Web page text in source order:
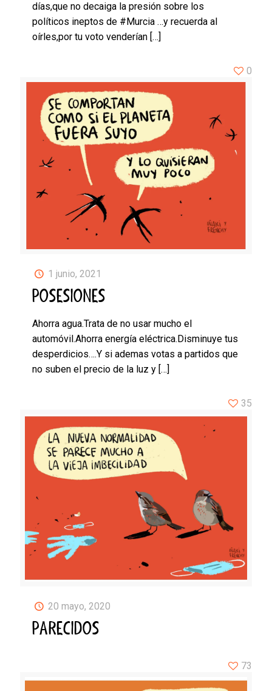
días,que no decaiga la presión sobre los
políticos ineptos de #Murcia …y recuerda al
oírles,por tu voto venderían […]
1 junio, 2021
POSESIONES
Ahorra agua.Trata de no usar mucho el
automóvil.Ahorra energía eléctrica.Disminuye tus
desperdicios….Y si ademas votas a partidos que
no suben el precio de la luz y […]
0
20 mayo, 2020
PARECIDOS
35
73